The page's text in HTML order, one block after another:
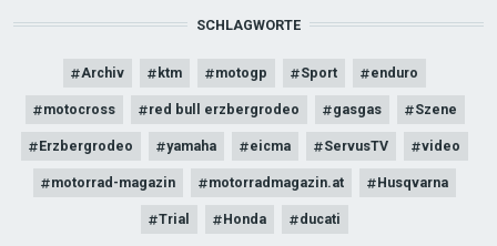
SCHLAGWORTE
Archiv ktm motogp Sport enduro
motocross red bull erzbergrodeo gasgas Szene
Erzbergrodeo yamaha eicma ServusTV video
motorrad-magazin motorradmagazin.at Husqvarna
Trial Honda ducati